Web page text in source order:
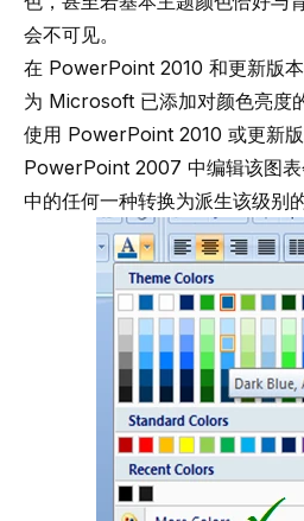
会不可见。
在 PowerPoint 2010 和更新版
为 Microsoft 已添加对颜色亮度
使用 PowerPoint 2010 或更新
PowerPoint 2007 中编辑该图
中的任何一种转换为派生该级别